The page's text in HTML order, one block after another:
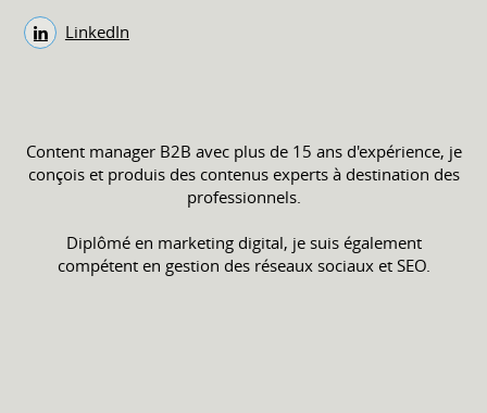
LinkedIn
Content manager B2B avec plus de 15 ans d'expérience, je
conçois et produis des contenus experts à destination des
professionnels.
Diplômé en marketing digital, je suis également
compétent en gestion des réseaux sociaux et SEO.